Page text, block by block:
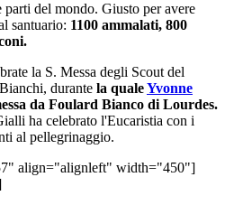
parti del mondo. Giusto per avere
santuario: 1100 ammalati, 800
la S. Messa degli Scout del
durante la qualeYvonne
da Foulard Bianco di Lourdes.
ha celebrato l'Eucaristia con i
al pellegrinaggio.
align="alignleft" width="450"]